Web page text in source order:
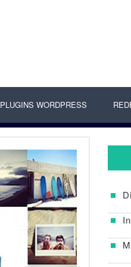
PLUGINS WORDPRESS